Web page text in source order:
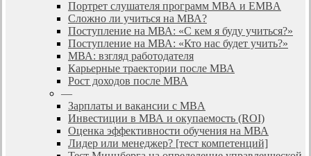
Портрет слушателя программ МВА и EMBA
Сложно ли учиться на МВА?
Поступление на МВА: «С кем я буду учиться?»
Поступление на МВА: «Кто нас будет учить?»
МВА: взгляд работодателя
Карьерные траектории после МВА
Рост доходов после МВА
—
Зарплаты и вакансии с MBA
Инвестиции в МВА и окупаемость (ROI)
Оценка эффективности обучения на МВА
Лидер или менеджер? [тест компетенций]